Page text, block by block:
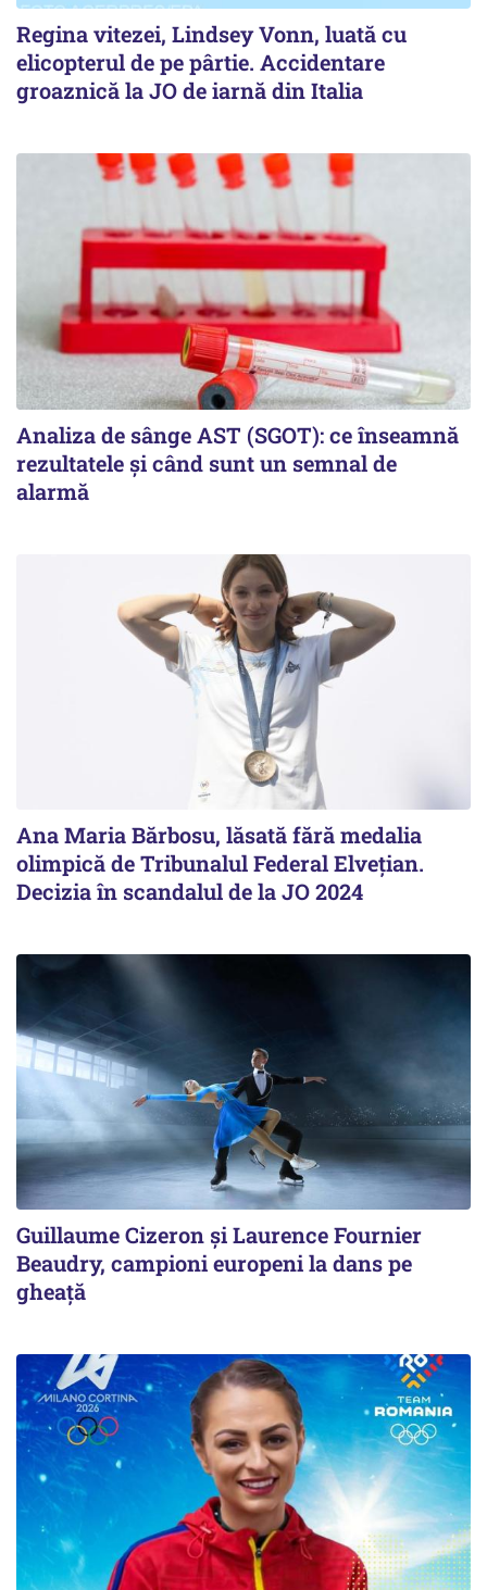
Regina vitezei, Lindsey Vonn, luată cu
elicopterul de pe pârtie. Accidentare
groaznică la JO de iarnă din Italia
Analiza de sânge AST (SGOT): ce înseamnă
rezultatele și când sunt un semnal de
alarmă
Ana Maria Bărbosu, lăsată fără medalia
olimpică de Tribunalul Federal Elvețian.
Decizia în scandalul de la JO 2024
Guillaume Cizeron şi Laurence Fournier
Beaudry, campioni europeni la dans pe
gheaţă